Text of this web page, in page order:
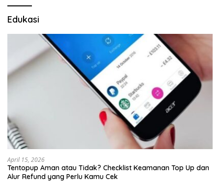
Edukasi
April 15, 2026
Tentopup Aman atau Tidak? Checklist Keamanan Top Up dan
Alur Refund yang Perlu Kamu Cek